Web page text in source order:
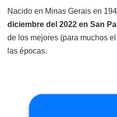
Nacido en Minas Gerais en
diciembre del 2022 en San
de los mejores (para muchos
las épocas.